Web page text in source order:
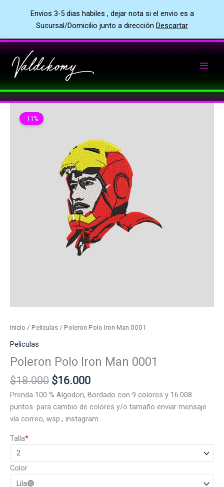
Envios 3-5 dias habiles , dejar nota si el envio es a
Sucursal/Domicilio junto a dirección Descartar
al
contenido
-11%
Inicio / Peliculas / Poleron Polo Iron Man 0001
Peliculas
Poleron Polo Iron Man 0001
$18.000 El
precio
original
era:
$16.000El
precio
actual
es:
Prenda 100 % Algodon, Bordado con 9 colores y 16.008
puntos. para cambio de colores y/o tamaño enviar mensaje
vía correo, wsp , instagram.
*
Talla
Color